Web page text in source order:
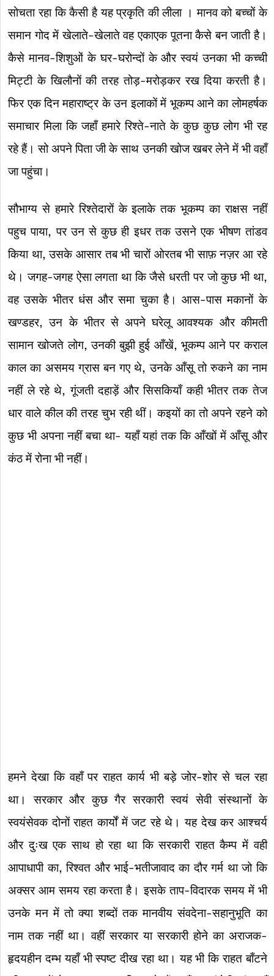
सोचता रहा कि कैसी है यह प्रकृति की लीला । मानव को बच्चों के
समान गोद में खेलाते-खेलाते वह एकाएक पूतना कैसे बन जाती है।
कैसे मानव-शिशुओं के घर-घरोन्दों के और स्वयं उनका भी कच्ची
मिट्टी के खिलौनों की तरह तोड़-मरोड़कर रख दिया करती है।
फिर एक दिन महाराष्ट्र के उन इलाकों में भूकम्प आने का लोमहर्षक
समाचार मिला कि जहाँ हमारे रिश्ते-नाते के कुछ कुछ लोग भी रह
रहे हैं। सो अपने पिता जी के साथ उनकी खोज खबर लेने में भी वहाँ
जा पहुंचा।
सौभाग्य से हमारे रिश्तेदारों के इलाके तक भूकम्प का राक्षस नहीं
पहुच पाया, पर उन से कुछ ही इधर तक उसने एक भीषण तांडव
किया था, उसके आसार तब भी चारों ओरतब भी साफ़ नज़र आ रहे
थे। जगह-जगह ऐसा लगता था कि जैसे धरती पर जो कुछ भी था,
वह उसके भीतर धंस और समा चुका है। आस-पास मकानों के
खण्डहर, उन के भीतर से अपने घरेलू आवश्यक और कीमती
सामान खोजते लोग, उनकी बुझी हुई आँखें, भूकम्प आने पर कराल
काल का असमय ग्रास बन गए थे, उनके आँसू तो रुकने का नाम
नहीं ले रहे थे, गूंजती दहाड़ें और सिसकियाँ कही भीतर तक तेज
धार वाले कील की तरह चुभ रही थीं। कइयों का तो अपने रहने को
कुछ भी अपना नहीं बचा था- यहाँ यहां तक कि आँखों में आँसू और
कंठ में रोना भी नहीं।
हमने देखा कि वहाँ पर राहत कार्य भी बड़े जोर-शोर से चल रहा
था। सरकार और कुछ गैर सरकारी स्वयं सेवी संस्थानों के
स्वयंसेवक दोनों राहत कार्यों में जट रहे थे। यह देख कर आश्चर्य
और दुःख एक साथ हो रहा था कि सरकारी राहत कैम्प में वही
आपाधापी का, रिश्वत और भाई-भतीजावाद का दौर गर्म था जो कि
अक्सर आम समय रहा करता है। इसके ताप-विदारक समय में भी
उनके मन में तो क्या शब्दों तक मानवीय संवदेना-सहानुभूति का
नाम तक नहीं था। वहीं सरकार या सरकारी होने का अराजक-
हृदयहीन दम्भ यहाँ भी स्पष्ट दीख रहा था। यह भी कि राहत बाँटने